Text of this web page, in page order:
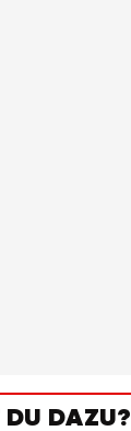
DAZU?